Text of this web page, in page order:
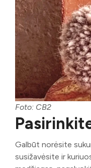
Foto: CB2
Galbūt norėsite
susižavėsite ir